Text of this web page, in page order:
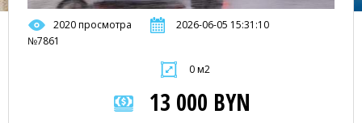
2020 просмотра
2026-06-05 15:31:10
№7861
0 м2
13 000 BYN